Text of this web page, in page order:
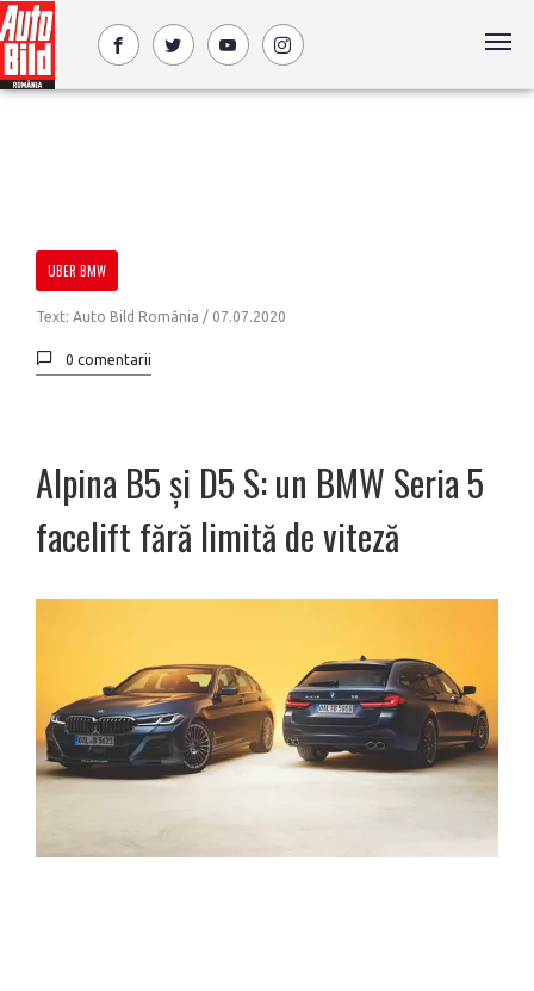
UBER BMW
Text: Auto Bild România / 07.07.2020
0 comentarii
Alpina B5 și D5 S: un BMW Seria 5
facelift fără limită de viteză